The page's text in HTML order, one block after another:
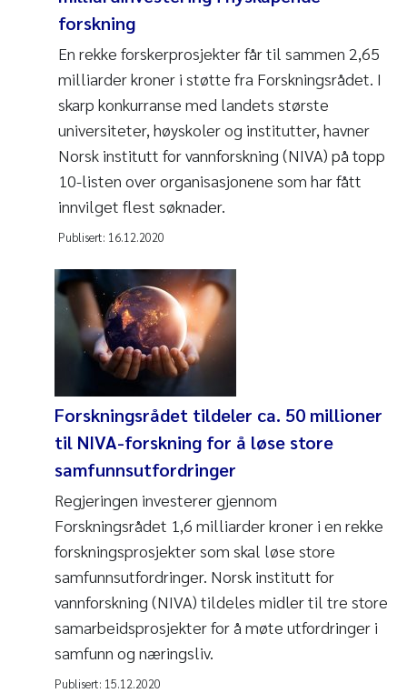
forskning
En rekke forskerprosjekter får til sammen 2,65
milliarder kroner i støtte fra Forskningsrådet. I
skarp konkurranse med landets største
universiteter, høyskoler og institutter, havner
Norsk institutt for vannforskning (NIVA) på topp
10-listen over organisasjonene som har fått
innvilget flest søknader.
Publisert: 16.12.2020
Forskningsrådet tildeler ca. 50 millioner
til NIVA-forskning for å løse store
samfunnsutfordringer
Regjeringen investerer gjennom
Forskningsrådet 1,6 milliarder kroner i en rekke
forskningsprosjekter som skal løse store
samfunnsutfordringer. Norsk institutt for
vannforskning (NIVA) tildeles midler til tre store
samarbeidsprosjekter for å møte utfordringer i
samfunn og næringsliv.
Publisert: 15.12.2020